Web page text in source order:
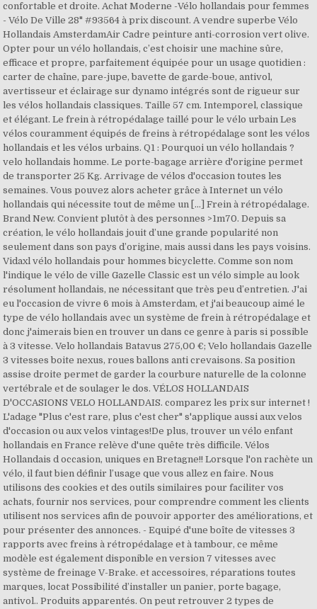
confortable et droite. Achat Moderne -Vélo hollandais pour femmes
- Vélo De Ville 28" #93564 à prix discount. A vendre superbe Vélo
Hollandais AmsterdamAir Cadre peinture anti-corrosion vert olive.
Opter pour un vélo hollandais, c’est choisir une machine sûre,
efficace et propre, parfaitement équipée pour un usage quotidien :
carter de chaîne, pare-jupe, bavette de garde-boue, antivol,
avertisseur et éclairage sur dynamo intégrés sont de rigueur sur
les vélos hollandais classiques. Taille 57 cm. Intemporel, classique
et élégant. Le frein à rétropédalage taillé pour le vélo urbain Les
vélos couramment équipés de freins à rétropédalage sont les vélos
hollandais et les vélos urbains. Q1 : Pourquoi un vélo hollandais ?
velo hollandais homme. Le porte-bagage arrière d'origine permet
de transporter 25 Kg. Arrivage de vélos d'occasion toutes les
semaines. Vous pouvez alors acheter grâce à Internet un vélo
hollandais qui nécessite tout de même un […] Frein à rétropédalage.
Brand New. Convient plutôt à des personnes >1m70. Depuis sa
création, le vélo hollandais jouit d’une grande popularité non
seulement dans son pays d’origine, mais aussi dans les pays voisins.
Vidaxl vélo hollandais pour hommes bicyclette. Comme son nom
l'indique le vélo de ville Gazelle Classic est un vélo simple au look
résolument hollandais, ne nécessitant que très peu d’entretien. J'ai
eu l'occasion de vivre 6 mois à Amsterdam, et j'ai beaucoup aimé le
type de vélo hollandais avec un système de frein à rétropédalage et
donc j'aimerais bien en trouver un dans ce genre à paris si possible
à 3 vitesse. Velo hollandais Batavus 275,00 €; Velo hollandais Gazelle
3 vitesses boite nexus, roues ballons anti crevaisons. Sa position
assise droite permet de garder la courbure naturelle de la colonne
vertébrale et de soulager le dos. VÉLOS HOLLANDAIS
D'OCCASIONS VELO HOLLANDAIS. comparez les prix sur internet !
L'adage "Plus c'est rare, plus c'est cher" s'applique aussi aux velos
d'occasion ou aux velos vintages!De plus, trouver un vélo enfant
hollandais en France relève d'une quête très difficile. Vélos
Hollandais d occasion, uniques en Bretagne!! Lorsque l'on rachète un
vélo, il faut bien définir l’usage que vous allez en faire. Nous
utilisons des cookies et des outils similaires pour faciliter vos
achats, fournir nos services, pour comprendre comment les clients
utilisent nos services afin de pouvoir apporter des améliorations, et
pour présenter des annonces. - Equipé d'une boîte de vitesses 3
rapports avec freins à rétropédalage et à tambour, ce même
modèle est également disponible en version 7 vitesses avec
système de freinage V-Brake. et accessoires, réparations toutes
marques, locat Possibilité d’installer un panier, porte bagage,
antivol.. Produits apparentés. On peut retrouver 2 types de